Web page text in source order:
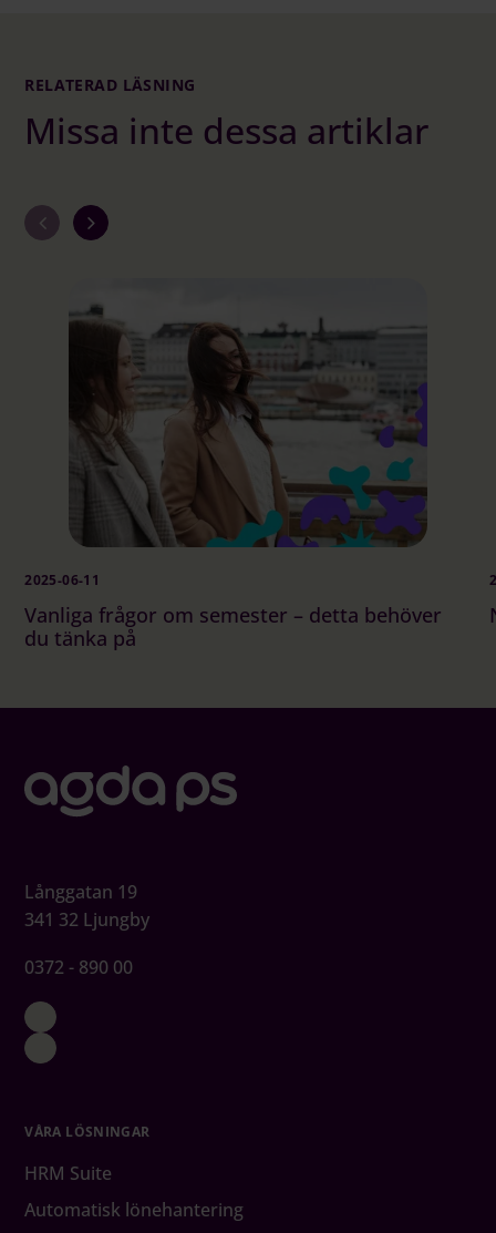
RELATERAD LÄSNING
Missa inte dessa artiklar
2025-06-11
Vanliga frågor om semester – detta behöver
du tänka på
Långgatan 19
341 32 Ljungby
0372 - 890 00
VÅRA LÖSNINGAR
HRM Suite
Automatisk lönehantering